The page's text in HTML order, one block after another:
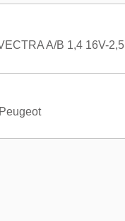
A/B 1,4 16V-2,5